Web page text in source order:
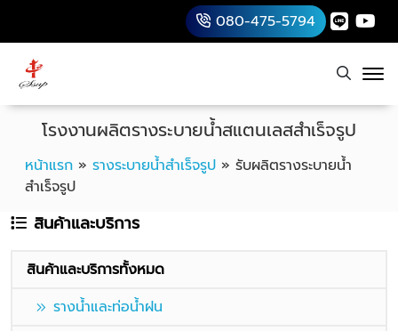
080-475-5794
หน้าแรก » รางระบายน้ำสำเร็จรูป » รับผลิตรางระบายน้ำ
สำเร็จรูป
โรงงานผลิตรางระบายน้ำสแตนเลสสำเร็จรูป
สินค้าและบริการ
สินค้าและบริการทั้งหมด
รางน้ำและท่อน้ำฝน